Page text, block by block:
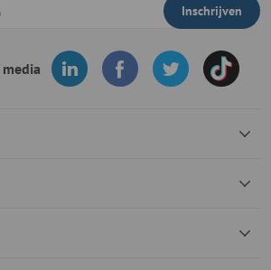
Inschrijven